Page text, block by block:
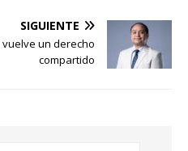
SIGUIENTE
vuelve un derecho
compartido